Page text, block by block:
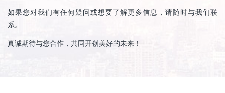
如果您对我们有任何疑问或想要了解更多信息，请随时与我们联
系。
真诚期待与您合作，共同开创美好的未来！